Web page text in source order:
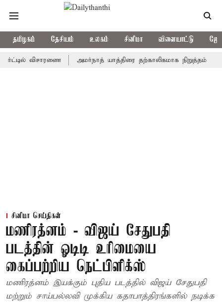
தமிழகம் தேசியம் உலகம் சினிமா விளையாட்டு
விசாரணை அமர்நாத் யாத்திரை தற்காலிகமாக நிறுத்தம்
சினிமா செய்திகள்
மணிரத்னம் - விஜய் சேதுபதி
படத்தின் ஓடிடி உரிமையை
கைப்பற்றிய நெட்பிளிக்ஸ்
மணிரத்னம் இயக்கும் புதிய படத்தில் விஜய் சேதுபதி
மற்றும் சாய்பல்லவி முக்கிய கதாபாத்திரங்களில் நடிக்க